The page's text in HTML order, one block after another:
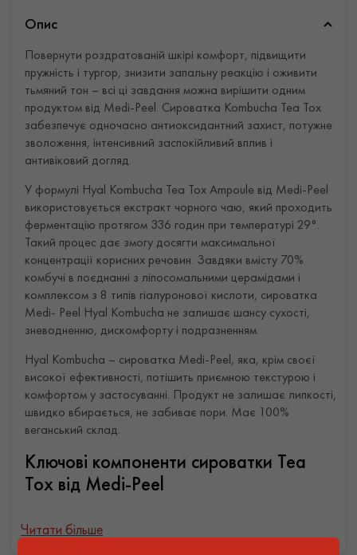
Опис
Повернути роздратованій шкірі комфорт, підвищити
пружність і тургор, знизити запальну реакцію і оживити
тьмяний тон – всі ці завдання можна вирішити одним
продуктом від Medi-Peel. Сироватка Kombucha Tea Tox
забезпечує одночасно антиоксидантний захист, потужне
зволоження, інтенсивний заспокійливий вплив і
антивіковий догляд.
У формулі Hyal Kombucha Tea Tox Ampoule від Medi-Peel
використовується екстракт чорного чаю, який проходить
ферментацію протягом 336 годин при температурі 29°.
Такий процес дає змогу досягти максимальної
концентрації корисних речовин. Завдяки вмісту 70%
комбучі в поєднанні з ліпосомальними церамідами і
комплексом з 8 типів гіалуронової кислоти, сироватка
Medi- Peel Hyal Kombucha не залишає шансу сухості,
зневодненню, дискомфорту і подразненням.
Hyal Kombucha – сироватка Medi-Peel, яка, крім своєї
високої ефективності, потішить приємною текстурою і
комфортом у застосуванні. Продукт не залишає липкості,
швидко вбирається, не забиває пори. Має 100%
веганський склад.
Ключові компоненти сироватки Tea
Tox від Medi-Peel
Чайний гриб – комбуча – за своєю ефективністю у 8
Читати більше